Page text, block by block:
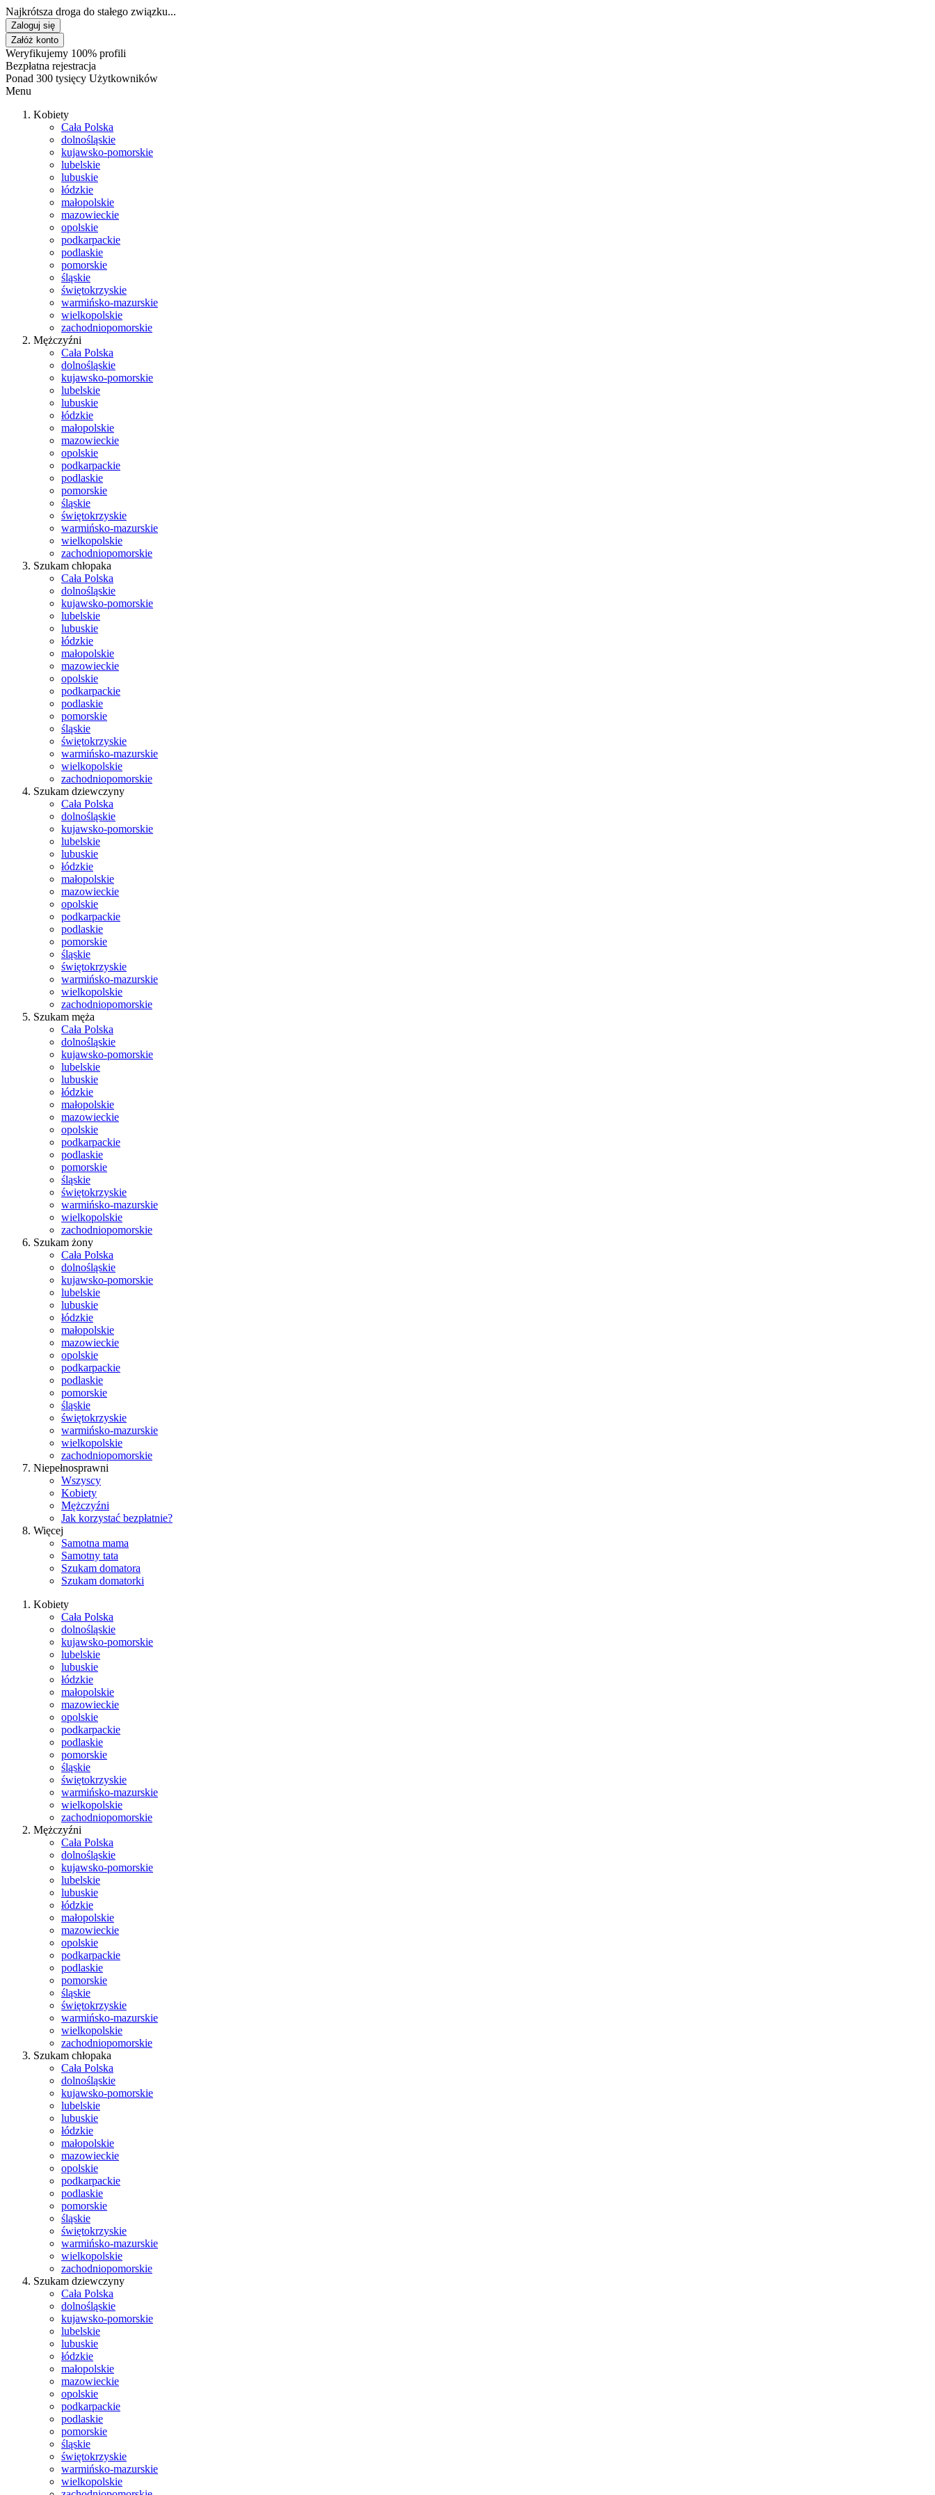
Najkrótsza droga do stałego związku...
Zaloguj się
Załóż konto
Weryfikujemy 100% profili
Bezpłatna rejestracja
Ponad 300 tysięcy Użytkowników
Menu
Kobiety
Cała Polska
dolnośląskie
kujawsko-pomorskie
lubelskie
lubuskie
łódzkie
małopolskie
mazowieckie
opolskie
podkarpackie
podlaskie
pomorskie
śląskie
świętokrzyskie
warmińsko-mazurskie
wielkopolskie
zachodniopomorskie
Mężczyźni
Cała Polska
dolnośląskie
kujawsko-pomorskie
lubelskie
lubuskie
łódzkie
małopolskie
mazowieckie
opolskie
podkarpackie
podlaskie
pomorskie
śląskie
świętokrzyskie
warmińsko-mazurskie
wielkopolskie
zachodniopomorskie
Szukam chłopaka
Cała Polska
dolnośląskie
kujawsko-pomorskie
lubelskie
lubuskie
łódzkie
małopolskie
mazowieckie
opolskie
podkarpackie
podlaskie
pomorskie
śląskie
świętokrzyskie
warmińsko-mazurskie
wielkopolskie
zachodniopomorskie
Szukam dziewczyny
Cała Polska
dolnośląskie
kujawsko-pomorskie
lubelskie
lubuskie
łódzkie
małopolskie
mazowieckie
opolskie
podkarpackie
podlaskie
pomorskie
śląskie
świętokrzyskie
warmińsko-mazurskie
wielkopolskie
zachodniopomorskie
Szukam męża
Cała Polska
dolnośląskie
kujawsko-pomorskie
lubelskie
lubuskie
łódzkie
małopolskie
mazowieckie
opolskie
podkarpackie
podlaskie
pomorskie
śląskie
świętokrzyskie
warmińsko-mazurskie
wielkopolskie
zachodniopomorskie
Szukam żony
Cała Polska
dolnośląskie
kujawsko-pomorskie
lubelskie
lubuskie
łódzkie
małopolskie
mazowieckie
opolskie
podkarpackie
podlaskie
pomorskie
śląskie
świętokrzyskie
warmińsko-mazurskie
wielkopolskie
zachodniopomorskie
Niepełnosprawni
Wszyscy
Kobiety
Mężczyźni
Jak korzystać bezpłatnie?
Więcej
Samotna mama
Samotny tata
Szukam domatora
Szukam domatorki
Kobiety
Cała Polska
dolnośląskie
kujawsko-pomorskie
lubelskie
lubuskie
łódzkie
małopolskie
mazowieckie
opolskie
podkarpackie
podlaskie
pomorskie
śląskie
świętokrzyskie
warmińsko-mazurskie
wielkopolskie
zachodniopomorskie
Mężczyźni
Cała Polska
dolnośląskie
kujawsko-pomorskie
lubelskie
lubuskie
łódzkie
małopolskie
mazowieckie
opolskie
podkarpackie
podlaskie
pomorskie
śląskie
świętokrzyskie
warmińsko-mazurskie
wielkopolskie
zachodniopomorskie
Szukam chłopaka
Cała Polska
dolnośląskie
kujawsko-pomorskie
lubelskie
lubuskie
łódzkie
małopolskie
mazowieckie
opolskie
podkarpackie
podlaskie
pomorskie
śląskie
świętokrzyskie
warmińsko-mazurskie
wielkopolskie
zachodniopomorskie
Szukam dziewczyny
Cała Polska
dolnośląskie
kujawsko-pomorskie
lubelskie
lubuskie
łódzkie
małopolskie
mazowieckie
opolskie
podkarpackie
podlaskie
pomorskie
śląskie
świętokrzyskie
warmińsko-mazurskie
wielkopolskie